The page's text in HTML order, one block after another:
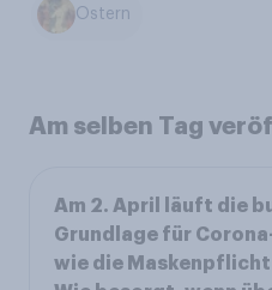
Ostern
Am selben Tag
Am 2. April läuft die
Grundlage für
wie die Maskenpflicht